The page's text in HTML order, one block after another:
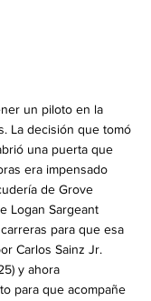
un piloto en la
La decisión que tomó
una puerta que
era impensado
de Grove
Logan Sargeant
para que esa
Carlos Sainz Jr.
y ahora
para que acompañe